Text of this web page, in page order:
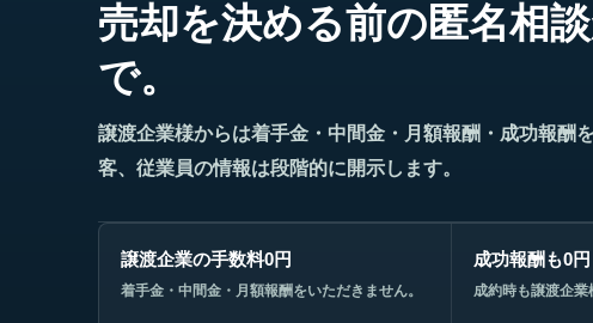
売却を決める前の匿名相
で。
譲渡企業様からは着手金・中間金・月額報酬・成功報酬
客、従業員の情報は段階的に開示します。
譲渡企業の手数料0円
着手金・中間金・月額報酬をいただきません。
成功報酬も0円
成約時も譲渡企業